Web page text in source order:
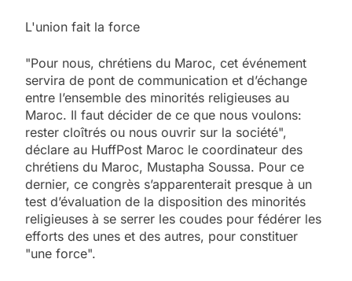
L'union fait la force
"Pour nous, chrétiens du Maroc, cet événement
servira de pont de communication et d’échange
entre l’ensemble des minorités religieuses au
Maroc. Il faut décider de ce que nous voulons:
rester cloîtrés ou nous ouvrir sur la société",
déclare au HuffPost Maroc le coordinateur des
chrétiens du Maroc, Mustapha Soussa. Pour ce
dernier, ce congrès s’apparenterait presque à un
test d’évaluation de la disposition des minorités
religieuses à se serrer les coudes pour fédérer les
efforts des unes et des autres, pour constituer
"une force".